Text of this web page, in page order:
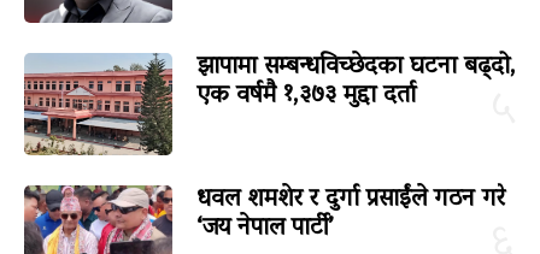
झापामा सम्बन्धविच्छेदका घटना बढ्दो,
एक वर्षमै १,३७३ मुद्दा दर्ता
धवल शमशेर र दुर्गा प्रसाईंले गठन गरे
‘जय नेपाल पार्टी’